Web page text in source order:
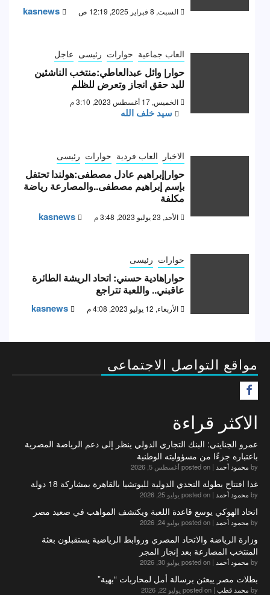
السبت, 8 فبراير 2025, 12:19 ص kasnews
العاب جماعية حوارات رئيسى عاجل
حوار| وائل عبدالعاطي:منتخب الناشئين
لليد حقق انجاز وتعرض للظلم
الخميس, 17 أغسطس 2023, 3:10 م
سيد خلف الله
الاخبار العاب فردية حوارات رئيسى
حوار|إبراهيم عادل مصطفى:هولندا تحتفل
بإسم إبراهيم مصطفى..والمصارعة رياضة
مكلفة
الأحد, 23 يوليو 2023, 3:48 م kasnews
حوارات رئيسى
حوار|هادية حسني: اتحاد الريشة الطائرة
عاقبني.. واللعبة تتراجع
الأربعاء, 12 يوليو 2023, 4:08 م kasnews
مواقع التواصل الاجتماعى
الاكثر قراءة
عمرو الجنايني: البنك التجاري الدولي ينظر إلى دعم الرياضة المصرية
باعتباره جزءًا من مسؤوليته الوطنية
by محمود أحمد | posted on أغسطس 5, 2026
غدا افتتاح بطولة التحدي الدولية للبوتشيا بالقاهرة بمشاركة 18 دولة
by محمود أحمد | posted on يوليو 25, 2026
اتحاد الهوكي يوسع قاعدة اللعبة ويكتشف المواهب في صعيد مصر
by محمود أحمد | posted on يوليو 24, 2026
وزارة الرياضة والاتحاد المصري وروابط الرياضية يستقبلون بعثة
المنتخب المصارعة بعد إنجاز المجر
by محمود أحمد | posted on يوليو 30, 2026
بطلات مصر يبعثن برسالة أمل لمحاربات “بهية”
by محمد قطب | posted on يوليو 22, 2026